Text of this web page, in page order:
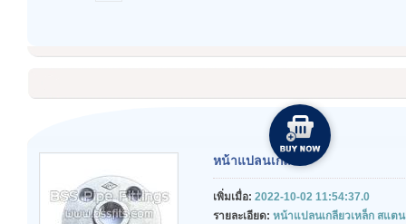
หน้าแปลนเกลียว
เพิ่มเมื่อ: 2022-10-02 11:54:37.0
รายละเอียด: หน้าแปลนเกลียวเหล็ก สแตน